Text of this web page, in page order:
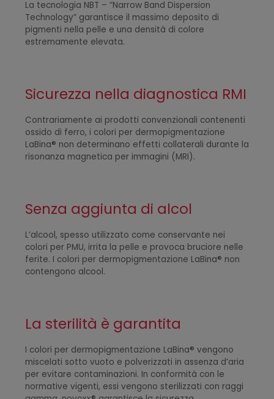
La tecnologia NBT – “Narrow Band Dispersion
Technology” garantisce il massimo deposito di
pigmenti nella pelle e una densità di colore
estremamente elevata.
Sicurezza nella diagnostica RMI
Contrariamente ai prodotti convenzionali contenenti
ossido di ferro, i colori per dermopigmentazione
LaBina® non determinano effetti collaterali durante la
risonanza magnetica per immagini (MRI).
Senza aggiunta di alcol
L’alcool, spesso utilizzato come conservante nei
colori per PMU, irrita la pelle e provoca bruciore nelle
ferite. I colori per dermopigmentazione LaBina® non
contengono alcool.
La sterilità è garantita
I colori per dermopigmentazione LaBina® vengono
miscelati sotto vuoto e polverizzati in assenza d’aria
per evitare contaminazioni. In conformità con le
normative vigenti, essi vengono sterilizzati con raggi